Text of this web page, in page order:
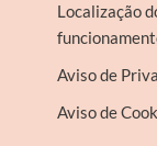
Localização
Aviso de
Aviso de